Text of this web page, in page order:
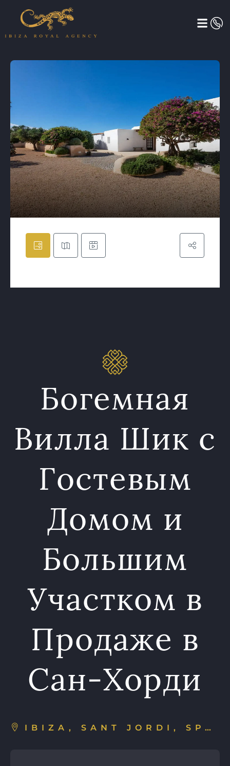
Богемная
Вилла Шик с
Гостевым
Домом и
Большим
Участком в
Продажe в
Сан-Хорди
IBIZA, SANT JORDI, SPAIN